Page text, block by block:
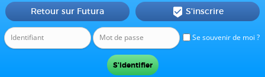
Se souvenir de moi ?
Retour sur Futura  S'inscrire